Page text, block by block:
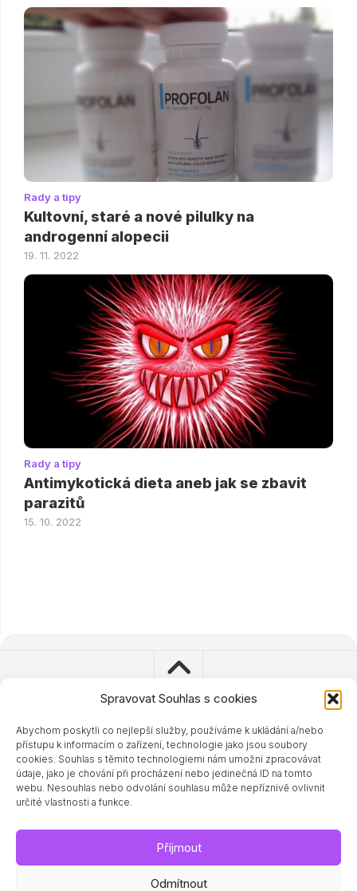
Spravovat Souhlas s cookies
Abychom poskytli co nejlepší služby, používáme k ukládání a/nebo
přístupu k informacím o zařízení, technologie jako jsou soubory
cookies. Souhlas s těmito technologiemi nám umožní zpracovávat
údaje, jako je chování při procházení nebo jedinečná ID na tomto
webu. Nesouhlas nebo odvolání souhlasu může nepříznivě ovlivnit
určité vlastnosti a funkce.
Příjmout
Odmítnout
Rady a tipy
Kultovní, staré a nové pilulky na
androgenní alopecii
19. 11. 2022
Rady a tipy
Antimykotická dieta aneb jak se zbavit
parazitů
15. 10. 2022
© 2023 - 2024 Zdravisimo.cz
Powered byWordPress. Theme by Alx.